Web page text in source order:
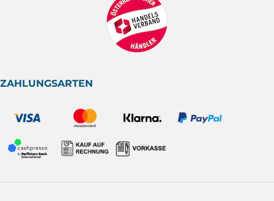
ZAHLUNGSARTEN